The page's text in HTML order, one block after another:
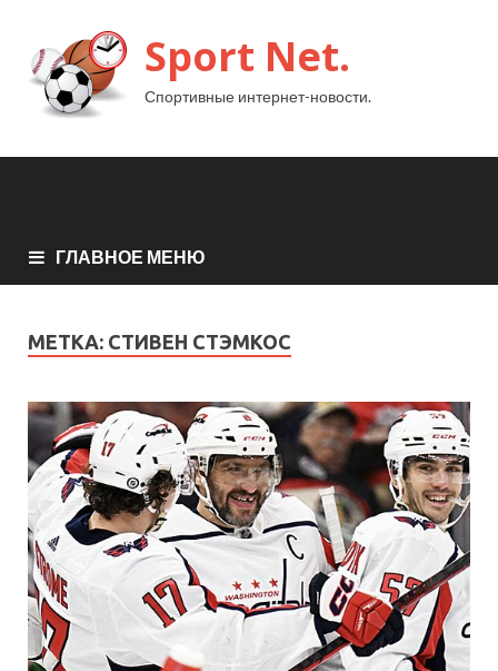
Sport Net.
Спортивные интернет-новости.
ГЛАВНОЕ МЕНЮ
МЕТКА: СТИВЕН СТЭМКОС